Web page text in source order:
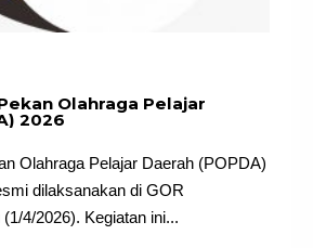
Olahraga Pelajar
2026
Olahraga Pelajar Daerah (POPDA)
dilaksanakan di GOR
4/2026). Kegiatan ini...